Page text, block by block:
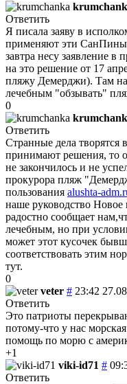
Ответить
Я писала заяву в
применяют эти СанПины
завтра несу заявление в
на это решение от 17
пляжу Демерджи). Там
лечебным "обзывать"
0
Ответить
Странные дела творятся
принимают решения, то
не закончилось и не
прокурора пляж
пользования alushta-
наше руководство Новое
радостно сообщает
лечебным, но при
может этот кусочек
соответствовать этим
тут.
0
veter # 23:42
Ответить
Это патриоты
потому-что у нас
помощь по морю с
+1
viki-id71 #
Ответить